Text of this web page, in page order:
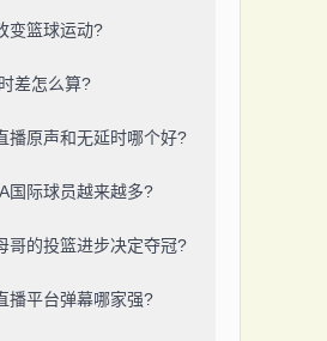
变篮球运动?
差怎么算?
播原声和无延时哪个好?
国际球员越来越多?
哥的投篮进步决定夺冠?
播平台弹幕哪家强?